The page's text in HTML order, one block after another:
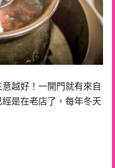
越好！一開門就有來自
是在老店了，每年冬天